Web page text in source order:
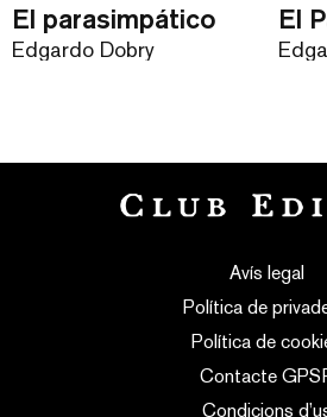
El parasimpático
Edgardo Dobry
Avís legal
Política de
Política de
Contacte
Condicions